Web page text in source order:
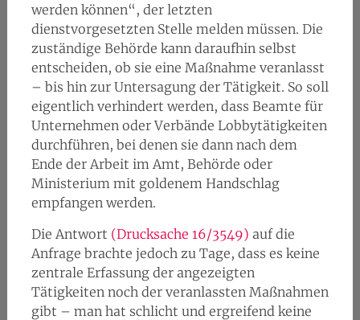
werden können“, der letzten
dienstvorgesetzten Stelle melden müssen. Die
zuständige Behörde kann daraufhin selbst
entscheiden, ob sie eine Maßnahme veranlasst
– bis hin zur Untersagung der Tätigkeit. So soll
eigentlich verhindert werden, dass Beamte für
Unternehmen oder Verbände Lobbytätigkeiten
durchführen, bei denen sie dann nach dem
Ende der Arbeit im Amt, Behörde oder
Ministerium mit goldenem Handschlag
empfangen werden.
Die Antwort (Drucksache 16/3549) auf die
Anfrage brachte jedoch zu Tage, dass es keine
zentrale Erfassung der angezeigten
Tätigkeiten noch der veranlassten Maßnahmen
gibt – man hat schlicht und ergreifend keine